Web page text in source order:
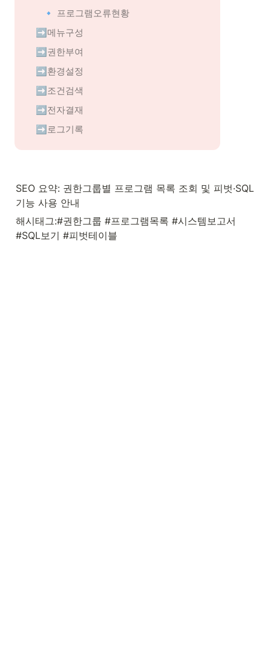
🔹 프로그램오류현황
➡️메뉴구성
➡️권한부여
➡️환경설정
➡️조건검색
➡️전자결재
➡️로그기록
SEO 요약: 권한그룹별 프로그램 목록 조회 및 피벗·SQL
기능 사용 안내
해시태그:#권한그룹 #프로그램목록 #시스템보고서
#SQL보기 #피벗테이블